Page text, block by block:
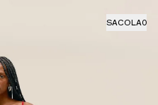
SACOLA0